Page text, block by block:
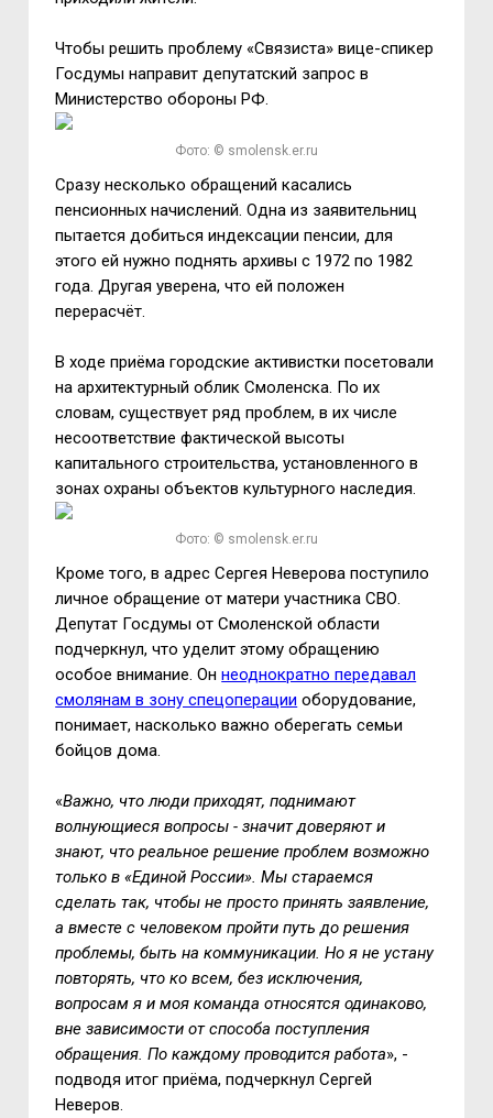
Чтобы решить проблему «Связиста» вице-спикер
Госдумы направит депутатский запрос в
Министерство обороны РФ.
Фото: © smolensk.er.ru
Сразу несколько обращений касались
пенсионных начислений. Одна из заявительниц
пытается добиться индексации пенсии, для
этого ей нужно поднять архивы с 1972 по 1982
года. Другая уверена, что ей положен
перерасчёт.
В ходе приёма городские активистки посетовали
на архитектурный облик Смоленска. По их
словам, существует ряд проблем, в их числе
несоответствие фактической высоты
капитального строительства, установленного в
зонах охраны объектов культурного наследия.
Фото: © smolensk.er.ru
Кроме того, в адрес Сергея Неверова поступило
личное обращение от матери участника СВО.
Депутат Госдумы от Смоленской области
подчеркнул, что уделит этому обращению
особое внимание. Оннеоднократно передавал
смолянам в зону спецоперации оборудование,
понимает, насколько важно оберегать семьи
бойцов дома.
«Важно, что люди приходят, поднимают
волнующиеся вопросы - значит доверяют и
знают, что реальное решение проблем возможно
только в «Единой России». Мы стараемся
сделать так, чтобы не просто принять заявление,
а вместе с человеком пройти путь до решения
проблемы, быть на коммуникации. Но я не устану
повторять, что ко всем, без исключения,
вопросам я и моя команда относятся одинаково,
вне зависимости от способа поступления
обращения. По каждому проводится работа», -
подводя итог приёма, подчеркнул Сергей
Неверов.